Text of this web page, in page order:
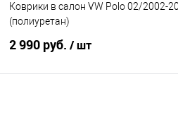
Коврики в салон VW Polo 02/2002-
(полиуретан)
2 990 руб. / шт